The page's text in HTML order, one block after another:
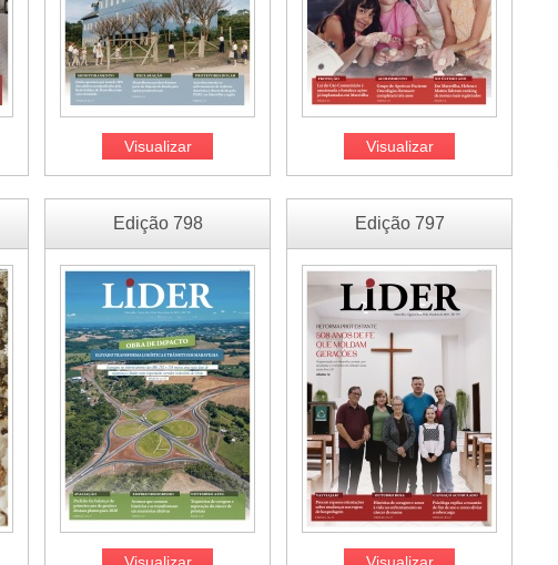
Visualizar Visualizar
Edição 798 Edição 797